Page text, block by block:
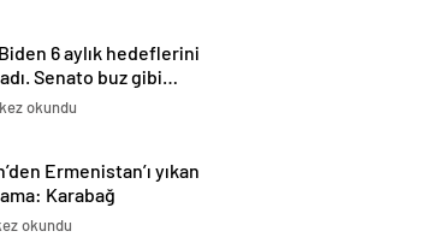
6 aylık hedeflerini
Senato buz gibi…
okundu
Ermenistan’ı yıkan
Karabağ
ayrılmaz bir
okundu